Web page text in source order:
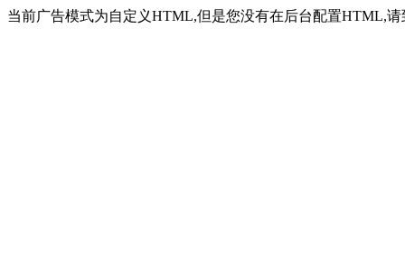
当前广告模式为自定义HTML,但是您没有在后台配置HTML,